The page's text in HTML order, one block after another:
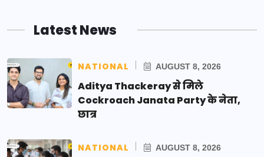
Latest News
NATIONAL AUGUST 8, 2026
Aditya Thackeray से मिले
Cockroach Janata Party के नेता,
छात्र
NATIONAL AUGUST 8, 2026